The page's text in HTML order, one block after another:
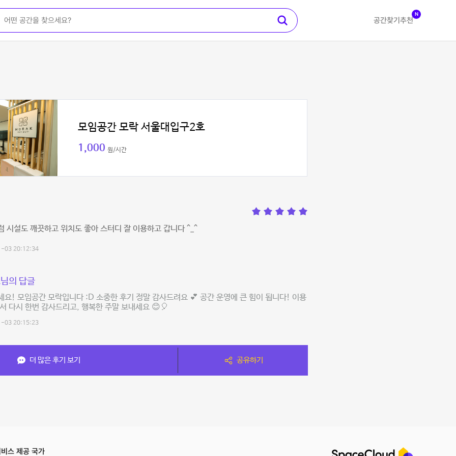
공간찾기 추천
N
모임공간 모락 서울대입구2호
1,000 원/시간
시설도 깨끗하고 위치도 좋아 스터디 잘 이용하고 갑니다 ^_^
03 20:12:34
의 답글
요! 모임공간 모락입니다 :D 소중한 후기 정말 감사드려요 💕 공간 운영에 큰 힘이 됩니다! 이용
다시 한번 감사드리고, 행복한 주말 보내세요 😊🎈
03 20:15:23
더 많은 후기 보기 공유하기
스 제공 국가